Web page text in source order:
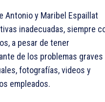
Antonio y Maribel Espaillat
inadecuadas, siempre
a pesar de tener
de los problemas graves
fotografías, videos y
empleados.